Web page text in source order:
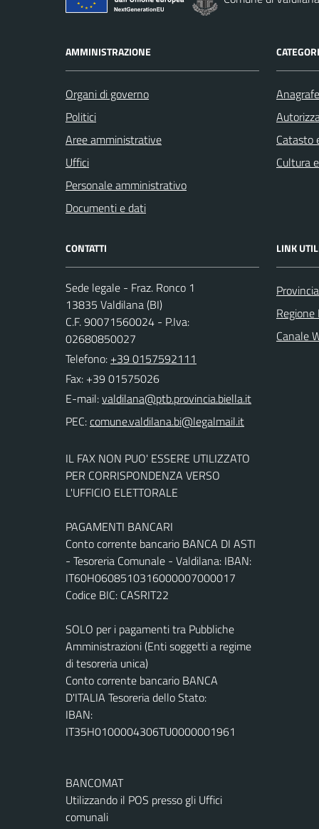
AMMINISTRAZIONE
Organi di governo
Politici
Aree amministrative
Uffici
Personale amministrativo
Documenti e dati
Catasto
Cultura
CONTATTI
Sede legale - Fraz. Ronco 1
13835 Valdilana (BI)
C.F. 90071560024 - P.Iva:
02680850027
Telefono: +39 0157592111
Fax: +39 01575026
E-mail:
PEC:
IL FAX NON PUO' ESSERE UTILIZZATO
PER CORRISPONDENZA VERSO
L'UFFICIO ELETTORALE
PAGAMENTI BANCARI
Conto corrente bancario BANCA DI ASTI
- Tesoreria Comunale - Valdilana: IBAN:
IT60H0608510316000007000017
Codice BIC: CASRIT22
SOLO per i pagamenti tra Pubbliche
Amministrazioni (Enti soggetti a regime
di tesoreria unica)
Conto corrente bancario BANCA
D'ITALIA Tesoreria dello Stato:
IBAN:
IT35H0100004306TU0000001961
BANCOMAT
Utilizzando il POS presso gli Uffici
comunali
LINK
Canale